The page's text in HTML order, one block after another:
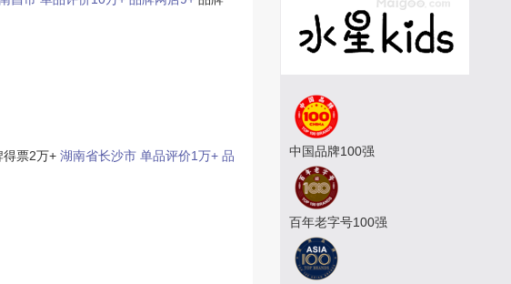
得票2万+ 湖南省长沙市 单品评价1万+ 品
中国品牌100强
百年老字号100强